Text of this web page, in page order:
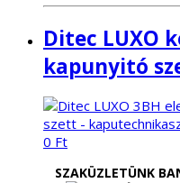
Ditec LUXO
kapunyitó
0 Ft
SZAKÜZLETÜNK